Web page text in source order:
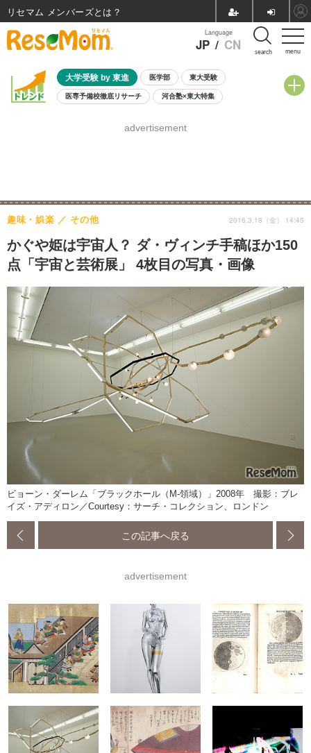
menu
Language
JP / CN search
大学受験 by 東進 医学部 東大受験
医専予備校徹底リサーチ 河合塾×東大特集
8月開催学校説明会・相談会
advertisement
かぐや姫は宇宙人？ ダ・ヴィンチ手稿ほか150
点「宇宙と芸術展」 4枚目の写真・画像
趣味・娯楽 その他 2016.3.18（金） 14:45
ビョーン・ダーレム「ブラックホール（M-領域）」2008年 撮影：ブレ
イズ・アディロン／Courtesy：サーチ・コレクション、ロンドン
この記事へ戻る
advertisement
リセマム メンバーズ